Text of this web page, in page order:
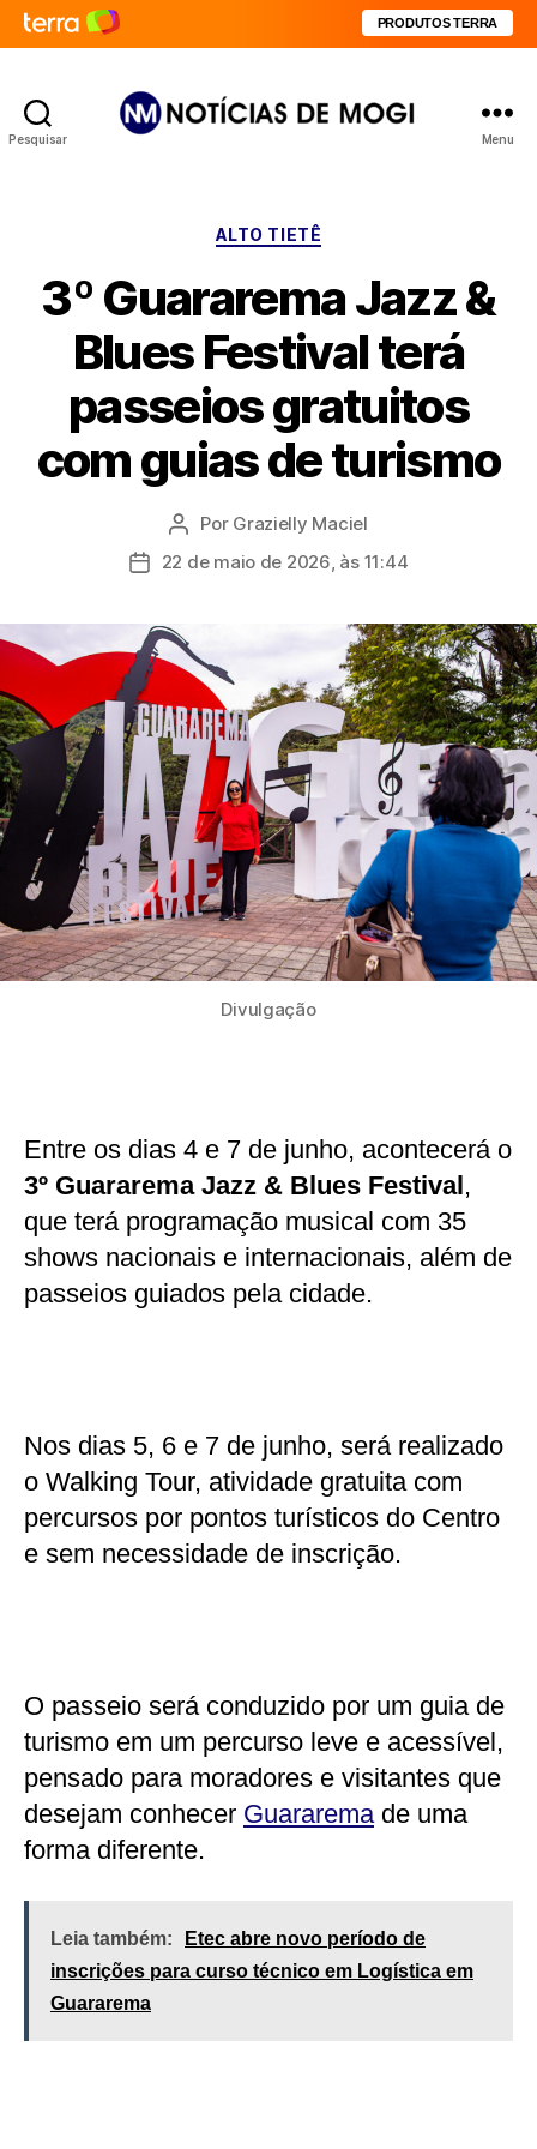
PRODUTOS TERRA
Pesquisar Menu
Categorias
ALTO TIETÊ
3º Guararema Jazz &
Blues Festival terá
passeios gratuitos
com guias de turismo
Autor
do
Por Grazielly Maciel
Data22 de maio de 2026, às 11:44
Divulgação
Entre os dias 4 e 7 de junho, acontecerá o
3º Guararema Jazz & Blues Festival,
que terá programação musical com 35
shows nacionais e internacionais, além de
passeios guiados pela cidade.
Nos dias 5, 6 e 7 de junho, será realizado
o Walking Tour, atividade gratuita com
percursos por pontos turísticos do Centro
e sem necessidade de inscrição.
O passeio será conduzido por um guia de
turismo em um percurso leve e acessível,
pensado para moradores e visitantes que
desejam conhecer Guararema de uma
forma diferente.
Leia também:
Etec abre novo período de
inscrições para curso técnico em Logística em
Guararema